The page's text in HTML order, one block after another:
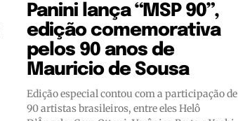
Panini lança “MSP 90”,
edição comemorativa
pelos 90 anos de
Mauricio de Sousa
Edição especial contou com a participação de
90 artistas brasileiros, entre eles Helô